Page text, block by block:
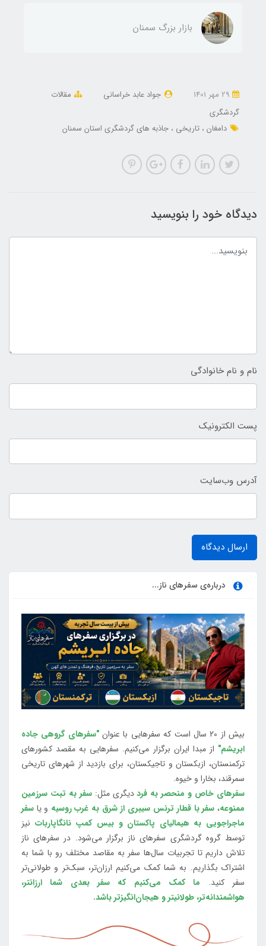
بازار بزرگ سمنان
جواد عابد خراسانی
مقالات
گردشگری
دامغان تاریخی جاذبه های گردشگری استان سمنان
دیدگاه خود را بنویسید
نام و نام خانوادگی
پست الکترونیک
آدرس وب‌سایت
ارسال دیدگاه
درباره‌ی سفرهای ناز...
بیش از 20 سال است که سفرهایی با عنوان
"سفرهای گروهی جاده
ابریشم" از مبدا ایران برگزار می‌کنیم. سفرهایی به مقصد کشورهای
ترکمنستان، ازبکستان و تاجیکستان، برای بازدید از شهرهای تاریخی
سمرقند، بخارا و خیوه.
سفرهای خاص و منحصر به فرددیگری مثل:سفر به تبت سرزمین
ممنوعه، سفر با قطار ترنس سیبری از شرق به غرب روسیه و یا سفر
ماجراجویی به هیمالیای پاکستان و بیس کمپ نانگاپاربات نیز
توسط گروه گردشگری سفرهای ناز برگزار می‌شود. در سفرهای ناز
تلاش داریم تا تجربیات سال‌ها سفر به مقاصد مختلف رو با شما به
اشتراک بگذاریم. به شما کمک می‌کنیم ارزان‌تر، سبک‌تر و طولانی‌تر
سفر کنید. ما کمک می‌کنیم که سفر بعدی شما ارزانتر،
هواشمندانه‌تر، طولانی‎تر و هیجان‌انگیزتر باشد.